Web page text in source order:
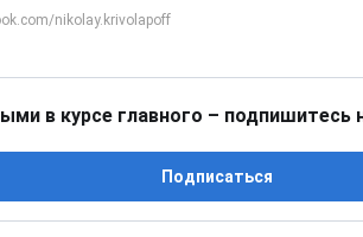
в курсе главного – подпишитесь
Подписаться